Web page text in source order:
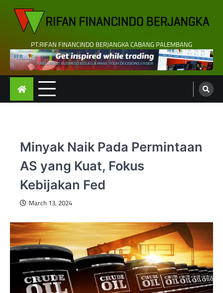
content
PT.RIFAN FINANCINDO BERJANGKA CABANG PALEMBANG
Minyak Naik Pada Permintaan
AS yang Kuat, Fokus
Kebijakan Fed
March 13, 2024